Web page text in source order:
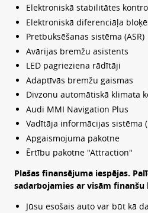
Elektroniskā stabilitātes
Elektroniskā diferenciāļa
Pretbuksēšanas sistēma (ASR)
Avārijas bremžu asistents
LED pagrieziena rādītāji
Adaptīvās bremžu gaismas
Divzonu automātiskā klimata
Audi MMI Navigation Plus
Vadītāja informācijas sistēma
Apgaismojuma pakotne
Ērtību pakotne "Attraction"
Plašas finansējuma iespējas.
sadarbojamies ar visām
Jūsu esošais auto var būt kā